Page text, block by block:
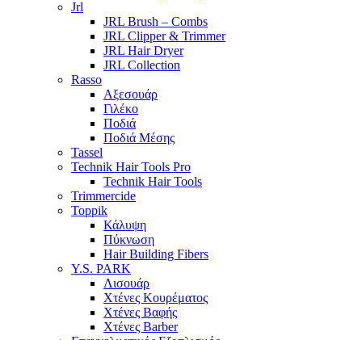
Jrl
JRL Brush – Combs
JRL Clipper & Trimmer
JRL Hair Dryer
JRL Collection
Rasso
Αξεσουάρ
Γιλέκο
Ποδιά
Ποδιά Μέσης
Tassel
Technik Hair Tools Pro
Technik Hair Tools
Trimmercide
Toppik
Κάλυψη
Πύκνωση
Hair Building Fibers
Y.S. PARK
Λισουάρ
Χτένες Κουρέματος
Χτένες Βαφής
Χτένες Barber